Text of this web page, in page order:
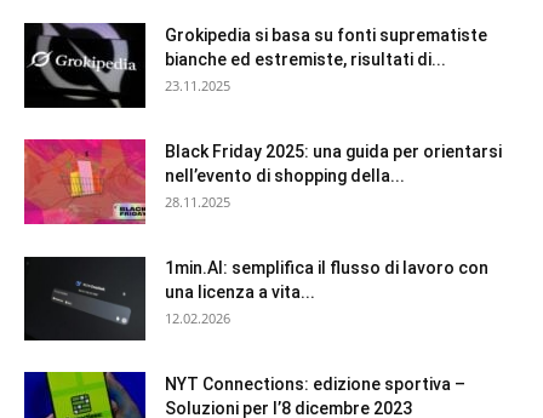
Grokipedia si basa su fonti suprematiste
bianche ed estremiste, risultati di...
23.11.2025
Black Friday 2025: una guida per orientarsi
nell’evento di shopping della...
28.11.2025
1min.AI: semplifica il flusso di lavoro con
una licenza a vita...
12.02.2026
NYT Connections: edizione sportiva –
Soluzioni per l’8 dicembre 2023